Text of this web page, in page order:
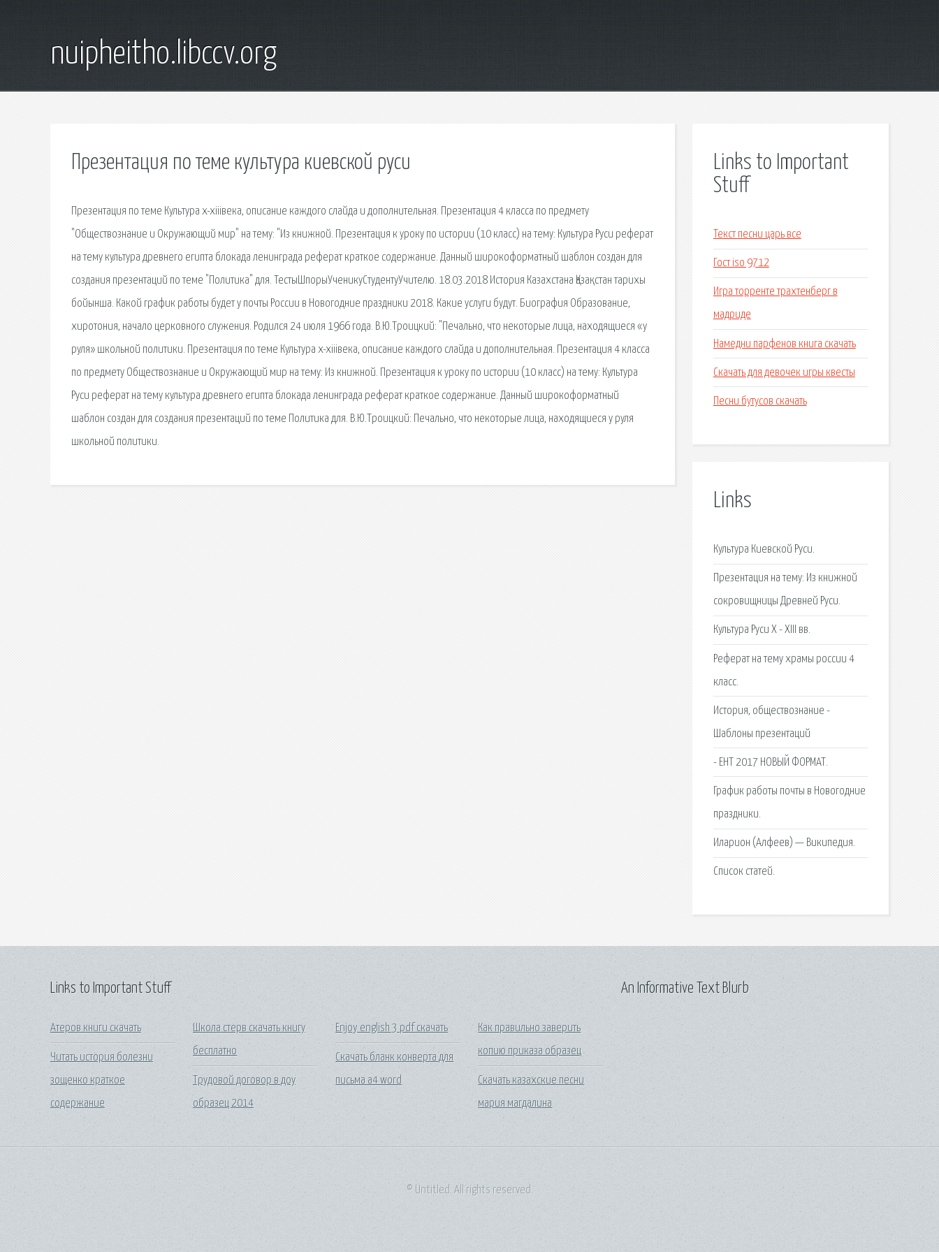
nuipheitho.libccv.org
Презентация по теме культура киевской руси
Презентация по теме Культура x-xiiiвека, описание каждого слайда и дополнительная. Презентация 4 класса по предмету
"Обществознание и Окружающий мир" на тему: "Из книжной. Презентация к уроку по истории (10 класс) на тему: Культура Руси реферат
на тему культура древнего египта блокада ленинграда реферат краткое содержание. Данный широкоформатный шаблон создан для
создания презентаций по теме "Политика" для. ТестыШпорыУченикуСтудентуУчителю. 18.03.2018 История Казахстана Қазақстан тарихы
бойынша. Какой график работы будет у почты России в Новогодние праздники 2018. Какие услуги будут. Биография Образование,
хиротония, начало церковного служения. Родился 24 июля 1966 года. В.Ю.Троицкий: "Печально, что некоторые лица, находящиеся «у
руля» школьной политики. Презентация по теме Культура x-xiiiвека, описание каждого слайда и дополнительная. Презентация 4 класса
по предмету Обществознание и Окружающий мир на тему: Из книжной. Презентация к уроку по истории (10 класс) на тему: Культура
Руси реферат на тему культура древнего египта блокада ленинграда реферат краткое содержание. Данный широкоформатный
шаблон создан для создания презентаций по теме Политика для. В.Ю.Троицкий: Печально, что некоторые лица, находящиеся у руля
школьной политики.
Links to Important
Stuff
Текст песни царь все
Гост iso 9712
Игра торренте трахтенберг в
мадриде
Намедни парфенов книга скачать
Скачать для девочек игры квесты
Песни бутусов скачать
Links
Культура Киевской Руси.
Презентация на тему: Из книжной
сокровищницы Древней Руси.
Культура Руси X - XIII вв.
Реферат на тему храмы россии 4
класс.
История, обществознание -
Шаблоны презентаций
- ЕНТ 2017 НОВЫЙ ФОРМАТ.
График работы почты в Новогодние
праздники.
Иларион (Алфеев) — Википедия.
Список статей.
Links to Important Stuff
Атеров книги скачать
Читать история болезни
зощенко краткое
содержание
Школа стерв скачать книгу
бесплатно
Трудовой договор в доу
образец 2014
Enjoy english 3 pdf скачать
Скачать бланк конверта для
письма а4 word
Как правильно заверить
копию приказа образец
Скачать казахские песни
мария магдалина
An Informative Text Blurb
© Untitled. All rights reserved.